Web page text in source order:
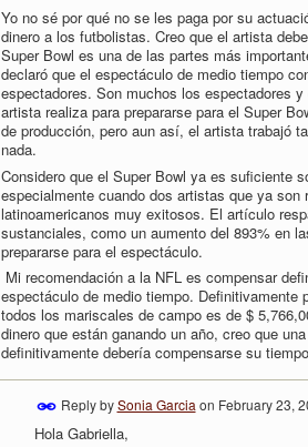
Yo no sé por qué no se les paga por su
dinero a los futbolistas. Creo que el artista
Super Bowl es una de las partes más
declaró que el espectáculo de medio tiempo
espectadores. Son muchos los espectadores
artista realiza para prepararse para el Super
de producción, pero aun así, el artista trabajó
nada.
Considero que el Super Bowl ya es suficiente
especialmente cuando dos artistas que ya
latinoamericanos muy exitosos. El artículo
sustanciales, como un aumento del 893% en
prepararse para el espectáculo.
Mi recomendación a la NFL es compensar
espectáculo de medio tiempo. Definitivamente
todos los mariscales de campo es de $
dinero que están ganando un año, creo que
definitivamente debería compensarse su
Reply bySonia Garcia on February 23,
Hola Gabriella,